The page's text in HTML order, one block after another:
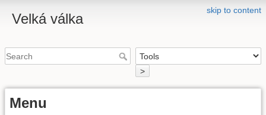
skip to content
Velká válka
>
Menu